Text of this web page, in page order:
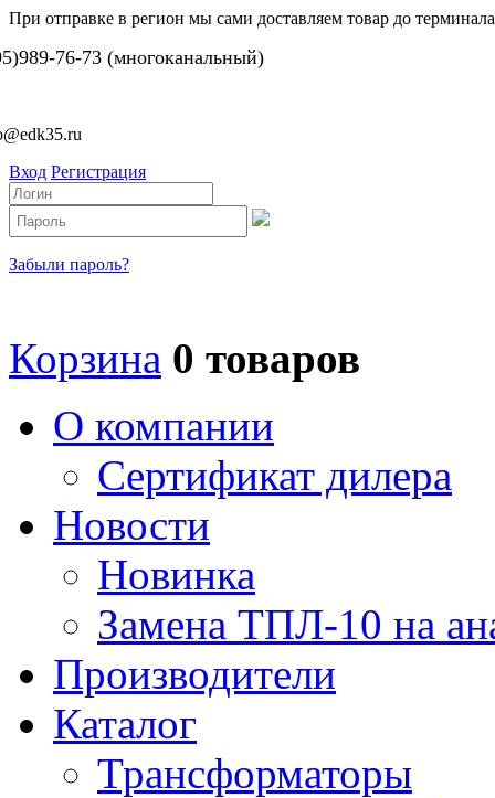
При отправке в регион мы сами доставляем товар до
76-73 (многоканальный)
Вход Регистрация
Забыли пароль?
Корзина 0 товаров
О компании
Сертификат дилера
Новости
Новинка
Замена ТПЛ-10 на
Производители
Каталог
Трансформаторы